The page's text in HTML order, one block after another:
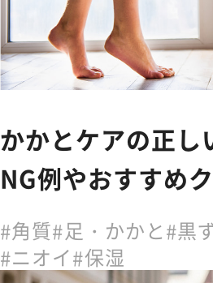
かかとケアの正
NG例やおすすめ
角質 足・かかと 黒
ニオイ 保湿